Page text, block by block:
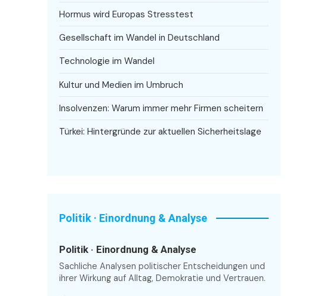
Hormus wird Europas Stresstest
Gesellschaft im Wandel in Deutschland
Technologie im Wandel
Kultur und Medien im Umbruch
Insolvenzen: Warum immer mehr Firmen scheitern
Türkei: Hintergründe zur aktuellen Sicherheitslage
Politik · Einordnung & Analyse
Politik · Einordnung & Analyse
Sachliche Analysen politischer Entscheidungen und
ihrer Wirkung auf Alltag, Demokratie und Vertrauen.